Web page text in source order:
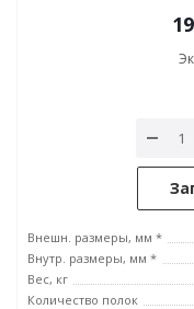
Внешн. размеры, мм *
Внутр. размеры, мм *
Вес, кг
Количество полок